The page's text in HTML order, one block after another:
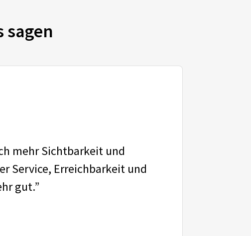
sagen
mehr Sichtbarkeit und
Service, Erreichbarkeit und
gut.”